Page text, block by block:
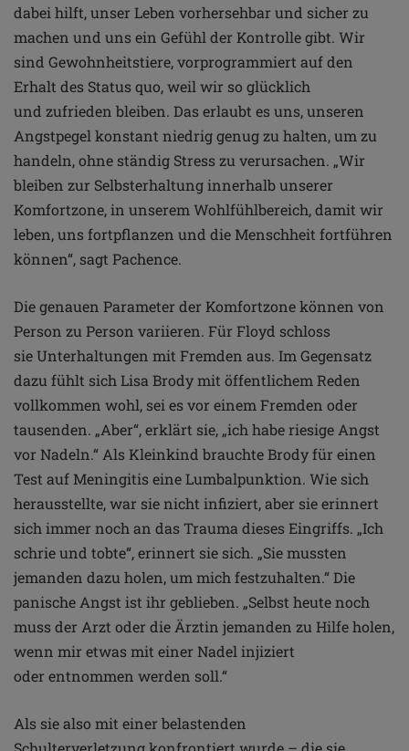
dabei hilft, unser Leben vorhersehbar und sicher zu
machen und uns ein Gefühl der Kontrolle gibt. Wir
sind Gewohnheitstiere, vorprogrammiert auf den
Erhalt des Status quo, weil wir so glücklich
und zufrieden bleiben. Das erlaubt es uns, unseren
Angstpegel konstant niedrig genug zu halten, um zu
handeln,ohne ständig Stress zu verursachen. „Wir
bleiben zur Selbsterhaltung innerhalb unserer
Komfortzone, in unserem Wohlfühlbereich, damit wir
leben, uns fortpflanzen und die Menschheit fortführen
können“, sagt Pachence.
Die genauen Parameter der Komfortzone können von
Person zu Person variieren. Für Floyd schloss
sieUnterhaltungen mit Fremden aus. Im Gegensatz
dazu fühlt sich Lisa Brody mit öffentlichem Reden
vollkommen wohl, sei es vor einem Fremden oder
tausenden. „Aber“, erklärt sie, „ich habe riesige Angst
vor Nadeln.“ Als Kleinkind brauchte Brody für einen
Test auf Meningitis eine Lumbalpunktion. Wie sich
herausstellte,war sie nicht infiziert, aber sie erinnert
sich immer noch an das Trauma dieses Eingriffs. „Ich
schrie und tobte“,erinnert sie sich. „Sie mussten
jemanden dazu holen, um mich festzuhalten.“ Die
panische Angst ist ihr geblieben. „Selbst heute noch
muss der Arzt oder die Ärztin jemanden zu Hilfe holen,
wenn mir etwas mit einer Nadel injiziert
oder entnommen werden soll.“
Als sie also mit einer belastenden